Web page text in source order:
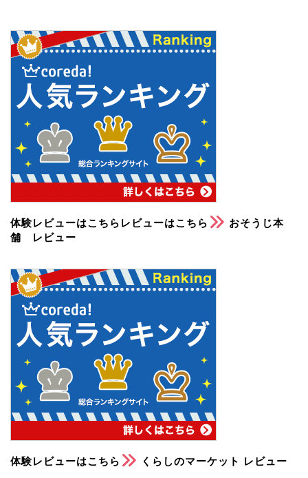
体験レビューはこちらレビューはこちら
おそうじ本
舗 レビュー
体験レビューはこちら くらしのマーケット レビュー